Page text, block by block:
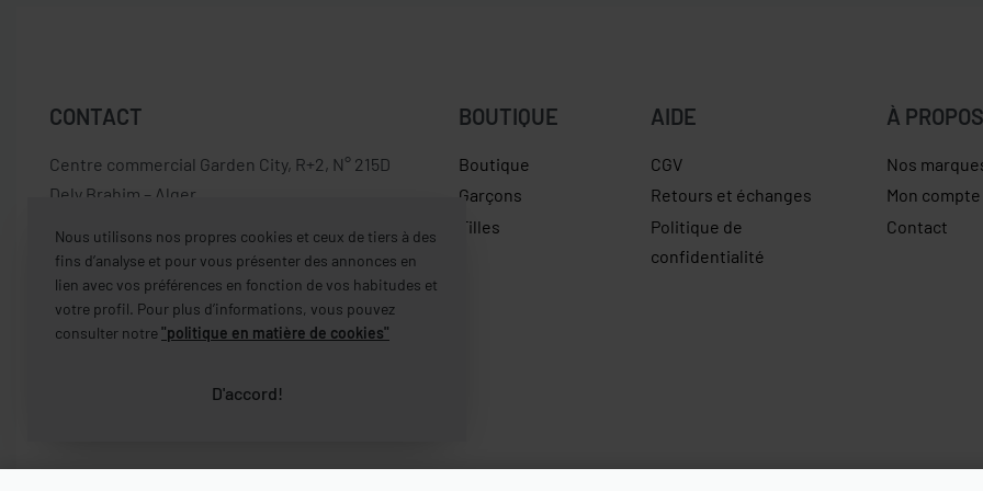
CONTACT
Centre commercial Garden City, R+2, N° 215D
Dely Brahim – Alger
contact [@] castelbrands.com
0560 497 682
BOUTIQUE
Boutique
Garçons
Filles
AIDE
CGV
Retours et échanges
Politique de
confidentialité
À PROPOS
Nos
Mon compte
Contact
Nous utilisons nos propres cookies et ceux de tiers à des
fins d’analyse et pour vous présenter des annonces en
lien avec vos préférences en fonction de vos habitudes et
votre profil. Pour plus d’informations, vous pouvez
consulter notre"politique en matière de cookies"
D'accord!